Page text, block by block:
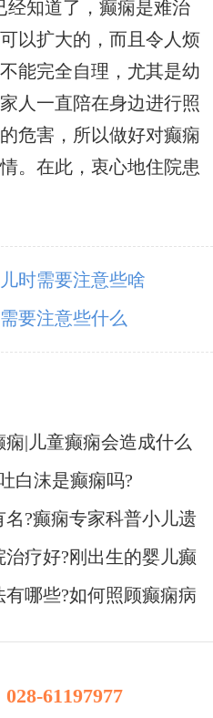
经知道了，癫痫是难治
以扩大的，而且令人烦
能完全自理，尤其是幼
人一直陪在身边进行照
危害，所以做好对癫痫
。在此，衷心地住院患
时需要注意些啥
要注意些什么
|儿童癫痫会造成什么
白沫是癫痫吗?
?癫痫专家科普小儿遗
疗好?刚出生的婴儿癫
哪些?如何照顾癫痫病
028-61197977